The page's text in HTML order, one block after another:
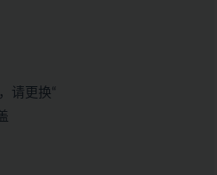
请更换“